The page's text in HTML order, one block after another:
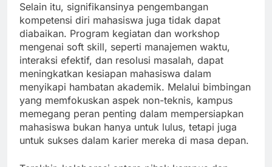
Selain itu, signifikansinya pengembangan
kompetensi diri mahasiswa juga tidak dapat
diabaikan. Program kegiatan dan workshop
mengenai soft skill, seperti manajemen waktu,
interaksi efektif, dan resolusi masalah, dapat
meningkatkan kesiapan mahasiswa dalam
menyikapi hambatan akademik. Melalui bimbingan
yang memfokuskan aspek non-teknis, kampus
memegang peran penting dalam mempersiapkan
mahasiswa bukan hanya untuk lulus, tetapi juga
untuk sukses dalam karier mereka di masa depan.